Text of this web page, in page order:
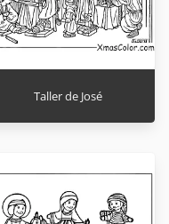
Taller de José